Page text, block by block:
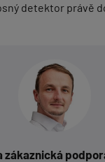
detektor právě
zákaznická